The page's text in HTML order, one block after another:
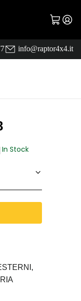
info@raptor4x4.it
|In Stock